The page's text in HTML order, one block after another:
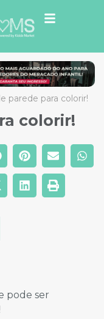
parede para colorir!
colorir!
pode ser